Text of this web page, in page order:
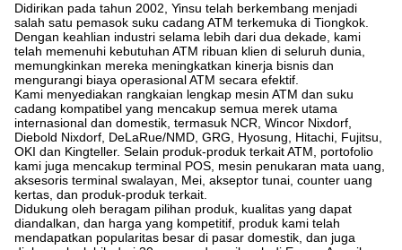
Didirikan pada tahun 2002, Yinsu telah berkembang menjadi
salah satu pemasok suku cadang ATM terkemuka di Tiongkok.
Dengan keahlian industri selama lebih dari dua dekade, kami
telah memenuhi kebutuhan ATM ribuan klien di seluruh dunia,
memungkinkan mereka meningkatkan kinerja bisnis dan
mengurangi biaya operasional ATM secara efektif.
Kami menyediakan rangkaian lengkap mesin ATM dan suku
cadang kompatibel yang mencakup semua merek utama
internasional dan domestik, termasuk NCR, Wincor Nixdorf,
Diebold Nixdorf, DeLaRue/NMD, GRG, Hyosung, Hitachi, Fujitsu,
OKI dan Kingteller. Selain produk-produk terkait ATM, portofolio
kami juga mencakup terminal POS, mesin penukaran mata uang,
aksesoris terminal swalayan, Mei, akseptor tunai, counter uang
kertas, dan produk-produk terkait.
Didukung oleh beragam pilihan produk, kualitas yang dapat
diandalkan, dan harga yang kompetitif, produk kami telah
mendapatkan popularitas besar di pasar domestik, dan juga